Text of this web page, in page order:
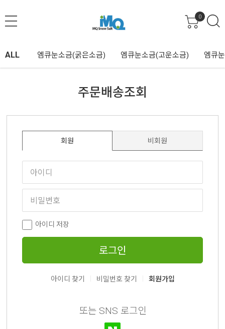
0
ALL 엠큐눈소금(굵은소금) 엠큐눈소금(고운소금) 엠큐
주문배송조회
회원 비회원
아이디 저장
로그인
아이디 찾기 비밀번호 찾기 회원가입
또는 SNS 로그인